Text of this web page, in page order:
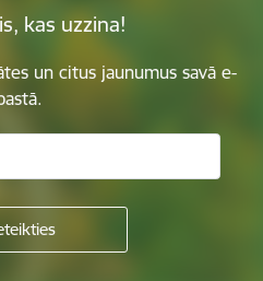
kas uzzina!
un citus jaunumus savā e-